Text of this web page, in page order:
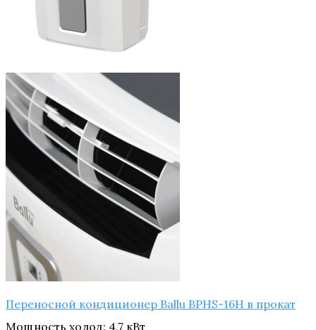
Переносной кондиционер Ballu BPHS-16H в прокат
Мощность холод: 4.7 кВт